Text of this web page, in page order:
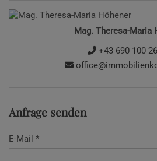
Mag. Theresa-Maria
+43 690 100
Anfrage senden
E-Mail